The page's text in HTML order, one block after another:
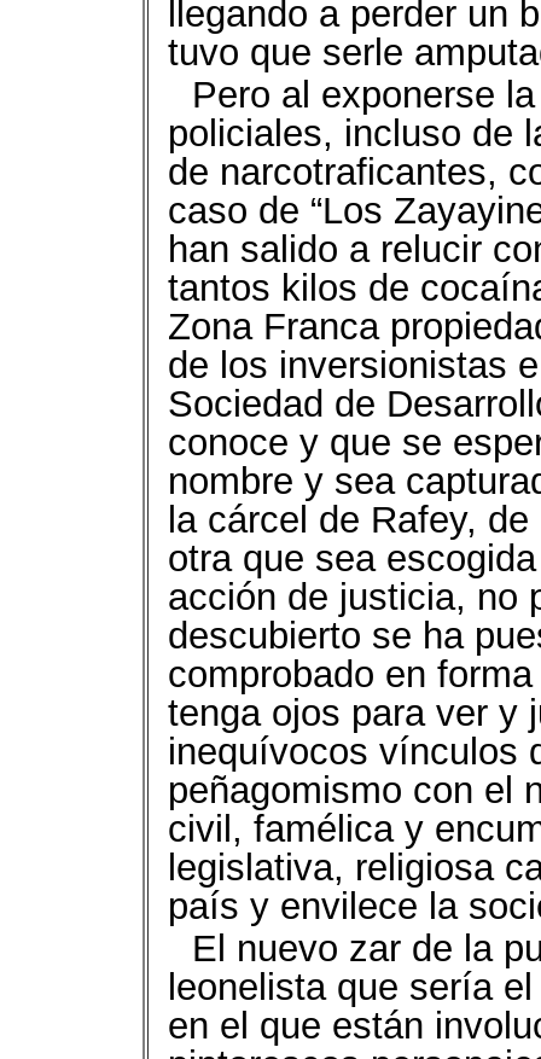
llegando a perder un
tuvo que serle
Pero al exponerse
policiales, incluso de
de narcotraficantes,
caso de “Los
han salido a relucir
tantos kilos de
Zona Franca
de los inversionistas
Sociedad de
conoce y que se
nombre y sea
la cárcel de Rafey,
otra que sea
acción de justicia, no
descubierto se ha
comprobado en
tenga ojos para ver y
inequívocos vínculos
peñagomismo con el
civil, famélica y
legislativa, religiosa
país y envilece la
El nuevo zar de la
leonelista que sería
en el que están